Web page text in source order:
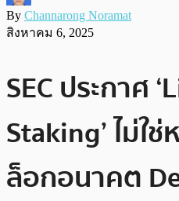
By Channarong Noramat
สิงหาคม 6, 2025
SEC ประกาศ
Staking’ ไม่ใ
ล็อกอนาคต